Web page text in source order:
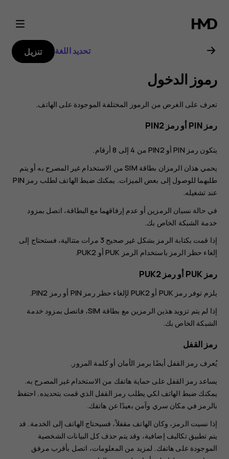
دليل
مستخدم
هاتف
Nokia
6.2
تحديد اللغة تنزيل
رموز الدخول
تعرف على الغرض من الرموز المختلفة الموجودة على الهاتف.
رمز PIN أو رمز PIN2
يتكون رمز PIN أو PIN2 من 4 إلى 8 أرقام.
يحمي هذان الرمزان بطاقة SIM من الاستخدام غير المصرح به أو يتم
طلبهما للوصول إلى بعض الميزات. يمكنك ضبط الهاتف لطلب رمز PIN
عند تشغيله.
في حالة نسيان الرمزين أو عدم إرفاقهما مع البطاقة، اتصل بمزود
خدمة الشبكة الخاص بك.
إذا قمت بكتابة الرمز بشكل غير صحيح 3 مرات متتالية، فستحتاج إلى
إلغاء حظر الرمز باستخدام الرمز PUK أو PUK2.
رمز PUK أو رمز PUK2
يلزم توفر رمز PUK أو PUK2 لإلغاء حظر رمز ‪PIN‬ أو رمز PIN2.
إذا لم يتم تزويد هذين الرمزين مع بطاقة ‪SIM‬، فاتصل بمزود خدمة
الشبكة الخاص بك.
رمز القفل
يُعرف رمز القفل أيضًا برمز الأمان أو كلمة المرور.
يساعد رمز القفل على حماية هاتفك من الاستخدام غير المصرح به.
يمكنك ضبط الهاتف لكي يطلب رمز القفل الذي قمت بتحديده. احتفظ
بالرمز في مكان سري وآمن بعيدًا عن هاتفك.
إذا نسيت الرمز، وكان الهاتف مقفلاً، فسيحتاج الهاتف إلى الخدمة. قد
يتم تطبيق تكاليف إضافية، وقد يتم حذف كل البيانات الشخصية
الموجودة على هاتفك. لمزيد من المعلومات، اتصل بأقرب مرفق